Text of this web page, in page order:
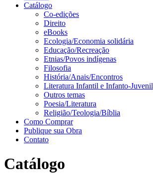
Catálogo
Co-edições
Direito
eBooks
Ecologia/Economia solidária
Educação/Recreação
Etnias/Povos indígenas
Filosofia
História/Anais/Encontros
Literatura Infantil e Infanto-Juvenil
Outros temas
Poesia/Literatura
Religião/Teologia/Bíblia
Como Comprar
Publique sua Obra
Contato
Catálogo